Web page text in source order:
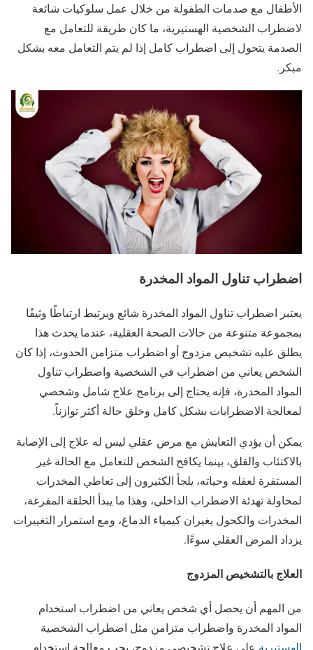
الأطفال مع صدمات الطفولة من خلال عمل سلوكيات شائعة
لاضطراب الشخصية الهستيرية، ما كان طريقة للتعامل مع
الصدمة يتحول إلى اضطراب كامل إذا لم يتم التعامل معه بشكل
مبكر.
اضطراب تناول المواد المخدرة
يعتبر اضطراب تناول المواد المخدرة شائع ويرتبط ارتباطًا وثيقًا
بمجموعة متنوعة من حالات الصحة العقلية، عندما يحدث هذا
يطلق عليه تشخيص مزدوج أو اضطراب متزامن الحدوث، إذا كان
الشخص يعاني من اضطراب في الشخصية واضطراب تناول
المواد المخدرة، فإنه يحتاج إلى برنامج علاج شامل وشخصي
لمعالجة الاضطرابات بشكل كامل وخلق حالة أكثر توازناً.
يمكن أن يؤدي التعايش مع مرض عقلي ليس له علاج إلى الإصابة
بالاكتئاب والقلق، بينما يكافح الشخص للتعامل مع الحالة غير
المستقرة لعقله وحياته، يلجأ الكثيرون إلى تعاطي المخدرات
لمحاولة تهدئة الاضطراب الداخلي، وهذا ما يبدأ الحلقة المفرغة،
المخدرات والكحول يغيران كيمياء الدماغ، ومع استمرار التغييرات
يزداد المرض العقلي سوءًا.
العلاج بالتشخيص المزدوج
من المهم أن يحصل أي شخص يعاني من اضطراب استخدام
المواد المخدرة واضطراب متزامن مثل اضطراب الشخصية
الهستيرية على علاج تشخيصي مزدوج، يجب معالجة استخدام